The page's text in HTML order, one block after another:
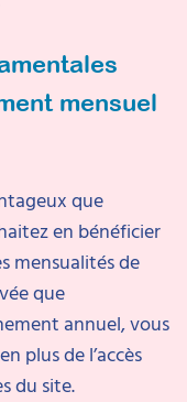
mensuel
que
en bénéficier
mensualités de
que
annuel, vous
plus de l’accès
du site.